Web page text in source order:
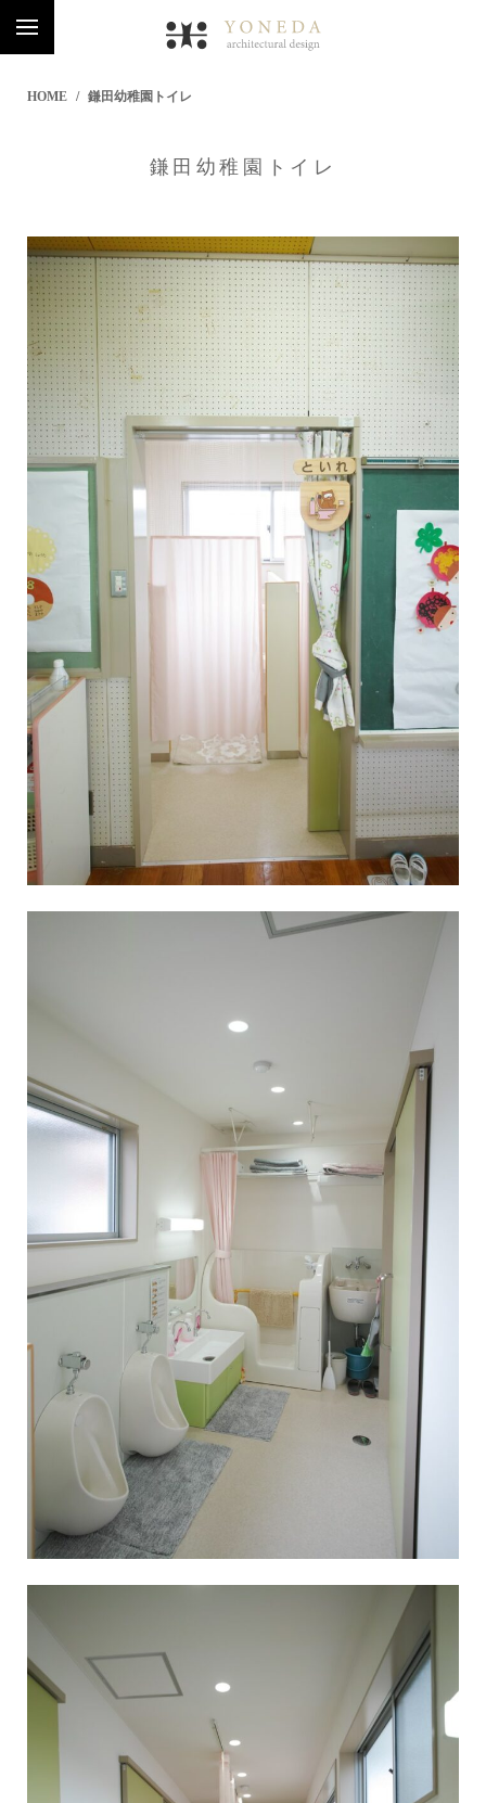
HOME 鎌田幼稚園トイレ
鎌田幼稚園トイレ